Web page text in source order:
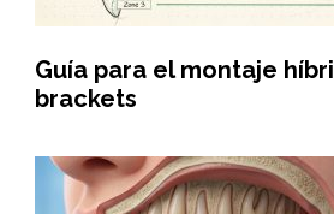
Guía para el montaje
brackets